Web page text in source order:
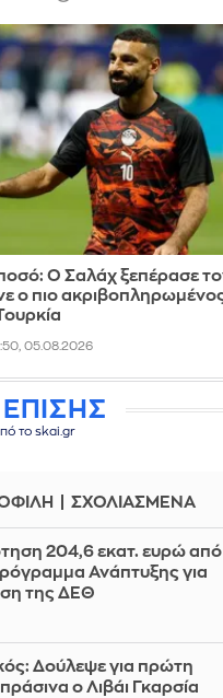
Ο Σαλάχ ξεπέρασε
ο πιο
05.08.2026
το skai.gr
ΣΧΟΛΙΑΣΜΕΝΑ
204,6 εκατ. ευρώ από
Ανάπτυξης για
της ΔΕΘ
Δούλεψε για πρώτη
ο Λιβάι Γκαρσία